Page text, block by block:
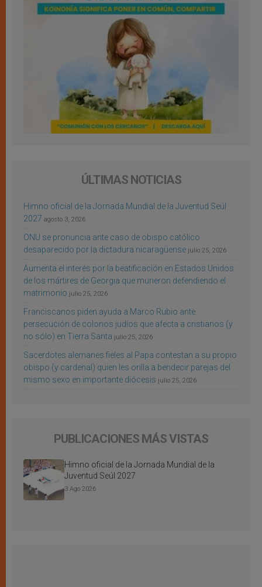
ÚLTIMAS NOTICIAS
Himno oficial de la Jornada Mundial de la Juventud Seúl
2027 agosto 3, 2026
ONU se pronuncia ante caso de obispo católico
desaparecido por la dictadura nicaragüense julio 25, 2026
Aumenta el interés por la beatificación en Estados Unidos
de los mártires de Georgia que murieron defendiendo el
matrimonio julio 25, 2026
Franciscanos piden ayuda a Marco Rubio ante
persecución de colonos judíos que afecta a cristianos (y
no sólo) en Tierra Santa julio 25, 2026
Sacerdotes alemanes fieles al Papa contestan a su propio
obispo (y cardenal) quien les orilla a bendecir parejas del
mismo sexo en importante diócesis julio 25, 2026
PUBLICACIONES MÁS VISTAS
Himno oficial de la Jornada Mundial de la
Juventud Seúl 2027
3 Ago 2026